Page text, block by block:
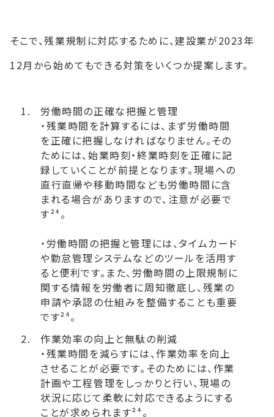
そこで、残業規制に対応するために、建設業が2023年
12月から始めてもできる対策をいくつか提案します。
労働時間の正確な把握と管理
・残業時間を計算するには、まず労働時間
を正確に把握しなければなりません。その
ためには、始業時刻・終業時刻を正確に記
録していくことが前提となります。現場への
直行直帰や移動時間なども労働時間に含
まれる場合がありますので、注意が必要で
す²⁴。
・労働時間の把握と管理には、タイムカード
や勤怠管理システムなどのツールを活用す
ると便利です。また、労働時間の上限規制に
関する情報を労働者に周知徹底し、残業の
申請や承認の仕組みを整備することも重要
です²⁴。
作業効率の向上と無駄の削減
・残業時間を減らすには、作業効率を向上
させることが必要です。そのためには、作業
計画や工程管理をしっかりと行い、現場の
状況に応じて柔軟に対応できるようにする
ことが求められます²⁴。